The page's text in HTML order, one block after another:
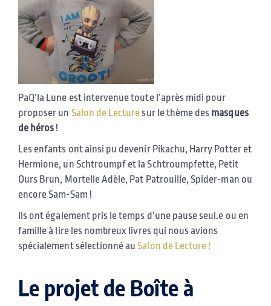
PaQ’la Lune est intervenue toute l’après midi pour
proposer un Salon de Lecturesur le thème des masques
de héros !
Les enfants ont ainsi pu devenir Pikachu, Harry Potter et
Hermione, un Schtroumpf et la Schtroumpfette, Petit
Ours Brun, Mortelle Adèle, Pat Patrouille, Spider-man ou
encore Sam-Sam !
Ils ont également pris le temps d’une pause seul.e ou en
famille à lire les nombreux livres qui nous avions
spécialement sélectionné auSalon de Lecture !
Le projet de Boîte à